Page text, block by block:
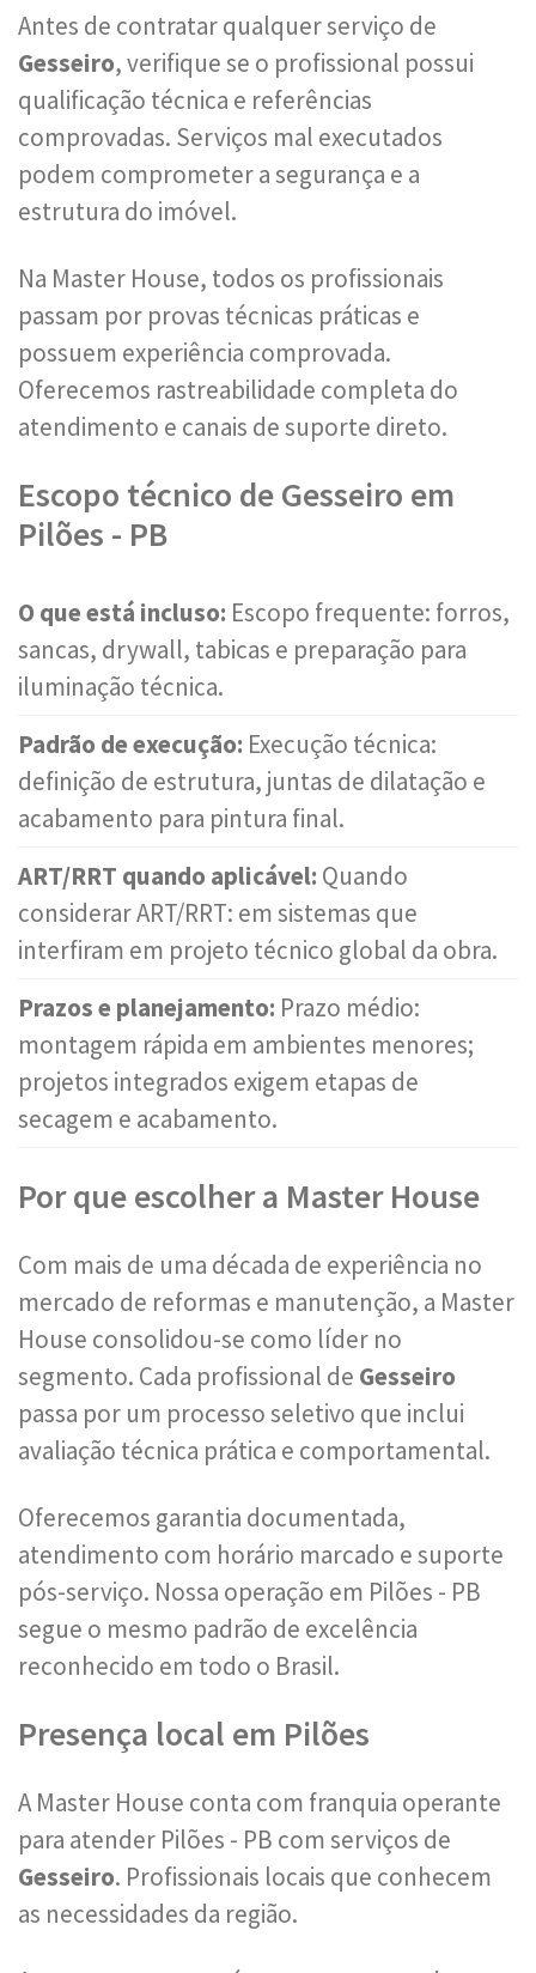
Antes de contratar qualquer serviço de
Gesseiro, verifique se o profissional possui
qualificação técnica e referências
comprovadas. Serviços mal executados
podem comprometer a segurança e a
estrutura do imóvel.
Na Master House, todos os profissionais
passam por provas técnicas práticas e
possuem experiência comprovada.
Oferecemos rastreabilidade completa do
atendimento e canais de suporte direto.
Escopo técnico de Gesseiro em
Pilões - PB
O que está incluso: Escopo frequente: forros,
sancas, drywall, tabicas e preparação para
iluminação técnica.
Padrão de execução: Execução técnica:
definição de estrutura, juntas de dilatação e
acabamento para pintura final.
ART/RRT quando aplicável: Quando
considerar ART/RRT: em sistemas que
interfiram em projeto técnico global da obra.
Prazos e planejamento: Prazo médio:
montagem rápida em ambientes menores;
projetos integrados exigem etapas de
secagem e acabamento.
Por que escolher a Master House
Com mais de uma década de experiência no
mercado de reformas e manutenção, a Master
House consolidou-se como líder no
segmento. Cada profissional de Gesseiro
passa por um processo seletivo que inclui
avaliação técnica prática e comportamental.
Oferecemos garantia documentada,
atendimento com horário marcado e suporte
pós-serviço. Nossa operação em Pilões - PB
segue o mesmo padrão de excelência
reconhecido em todo o Brasil.
Presença local em Pilões
A Master House conta com franquia operante
para atender Pilões - PB com serviços de
Gesseiro. Profissionais locais que conhecem
as necessidades da região.